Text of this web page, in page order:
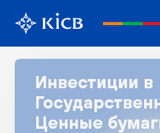
Инвестиции в
Ценные